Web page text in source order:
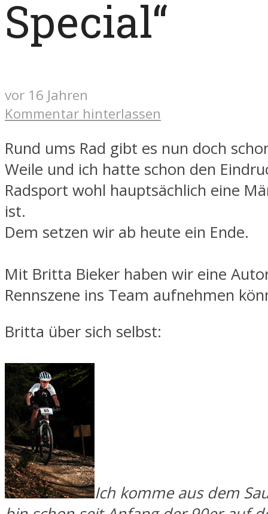
Special“
vor 16 Jahren
Kommentar hinterlassen
Rund ums Rad gibt es nun doch
Weile und ich hatte schon den
Radsport wohl hauptsächlich eine
ist.
Dem setzen wir ab heute ein Ende.
Mit Britta Bieker haben wir eine
Rennszene ins Team aufnehmen
Britta über sich selbst:
Ich komme aus dem